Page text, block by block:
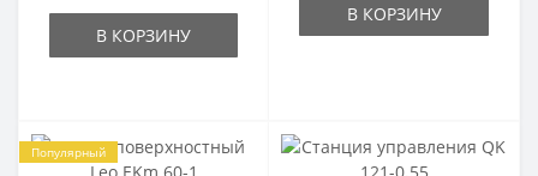
В КОРЗИНУ
В КОРЗИНУ
Популярный